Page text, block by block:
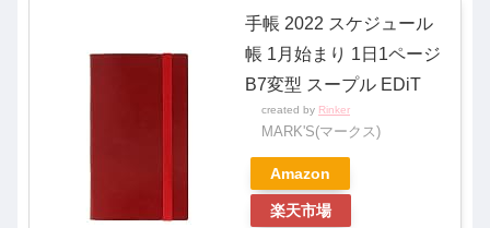
手帳 2022 スケジュール
帳 1月始まり 1日1ページ
B7変型 スープル EDiT
created by Rinker
MARK'S(マークス)
Amazon
楽天市場